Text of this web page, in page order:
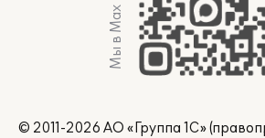
Мы в Max
© 2011-2026 АО «Группа 1С»